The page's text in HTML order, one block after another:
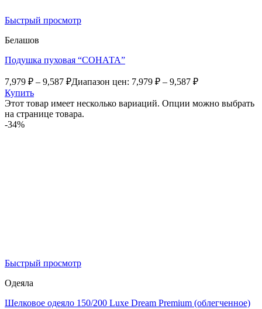
Быстрый просмотр
Белашов
Подушка пуховая “СОНАТА”
7,979 ₽ – 9,587 ₽Диапазон цен: 7,979 ₽ – 9,587 ₽
Купить
Этот товар имеет несколько вариаций. Опции можно выбрать
на странице товара.
-34%
Быстрый просмотр
Одеяла
Шелковое одеяло 150/200 Luxe Dream Premium (облегченное)